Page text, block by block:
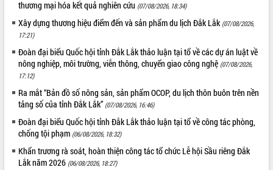
Họp báo thông tin về Hội nghị Công bố
Quy hoạch và Xúc tiến đầu tư tỉnh Đắk
Lắk
Khơi thông điểm nghẽn, đẩy nhanh
giải ngân vốn khắc phục thiên tai
HĐND tỉnh thông qua điều chỉnh Quy
hoạch tỉnh thời kỳ 2021-2030
Hội thảo góp ý hồ sơ điều chỉnh quy
hoạch tỉnh Đắk Lắk thời kỳ 2021-2030,
tầm nhìn đến năm 2050
Nâng cao hiệu quả hoạt động của các
doanh nghiệp nhà nước
thương mại hóa kết quả nghiên cứu (07/08/2026, 18:34)
Xây dựng thương hiệu điểm đến và sản phẩm du lịch Đắk Lắk (07/08/2026,
17:21)
Đoàn đại biểu Quốc hội tỉnh Đắk Lắk thảo luận tại tổ về các dự án luật về
nông nghiệp, môi trường, viễn thông, chuyển giao công nghệ (07/08/2026,
17:12)
Ra mắt “Bản đồ số nông sản, sản phẩm OCOP, du lịch thôn buôn trên nền
tảng số của tỉnh Đắk Lắk” (07/08/2026, 16:46)
Đoàn đại biểu Quốc hội tỉnh Đắk Lắk thảo luận tại tổ về công tác phòng,
chống tội phạm (06/08/2026, 18:32)
Khẩn trương rà soát, hoàn thiện công tác tổ chức Lễ hội Sầu riêng Đắk
Lắk năm 2026 (06/08/2026, 18:27)